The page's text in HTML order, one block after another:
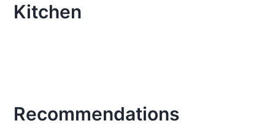
Kitchen
Recommendations